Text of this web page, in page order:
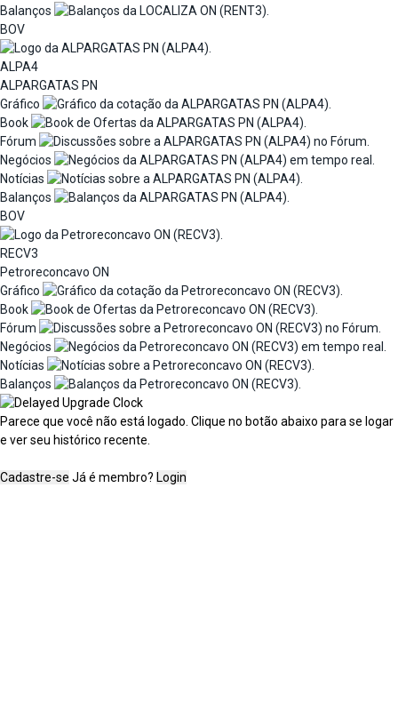
Balanços
BOV
ALPA4
ALPARGATAS PN
Gráfico
Book
Fórum
Negócios
Notícias
Balanços
BOV
RECV3
Petroreconcavo ON
Gráfico
Book
Fórum
Negócios
Notícias
Balanços
Parece que você não está logado. Clique no botão abaixo para se logar
e ver seu histórico recente.
Cadastre-se Já é membro? Login